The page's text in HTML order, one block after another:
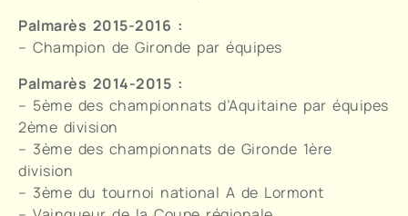
Palmarès 2015-2016 :
– Champion de Gironde par équipes
Palmarès 2014-2015 :
– 5ème des championnats d’Aquitaine par équipes
2ème division
– 3ème des championnats de Gironde 1ère
division
– 3ème du tournoi national A de Lormont